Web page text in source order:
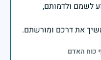
לשמם ולדמותם,
את דרכם ומורשתם.
כוח האדם